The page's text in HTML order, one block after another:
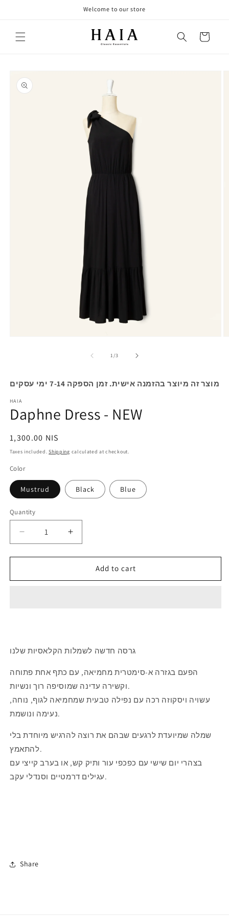
Welcome to our store
Cart
product
information
1/of
3
מוצר זה מיוצר בהזמנה אישית. זמן הספקה 7-14 ימי עסקים
HAIA
Daphne Dress - NEW
Regular
price
1,300.00 NIS
Taxes included.Shipping calculated at checkout.
Color
Mustrud Black Blue
Quantity
Quantity
Decrease
quantity
for
Dress
Increase
quantity
for
Daphne
Dress
Add to cart
גרסה חדשה לשמלות הקלאסיות שלנו
הפעם בגזרה א-סימטרית מחמיאה, עם כתף אחת פתוחה
וקשירה עדינה שמוסיפה רוך ונשיות.
עשויה ויסקוזה רכה עם נפילה טבעית שמחמיאה לגוף, נוחה,
נעימה ונושמת.
שמלה שמיועדת לרגעים שבהם את רוצה להרגיש מיוחדת בלי
להתאמץ.
בצהרי יום שישי עם כפכפי עור ותיק קש, או בערב קייצי עם
עגילים דרמטיים וסנדלי עקב.
Share